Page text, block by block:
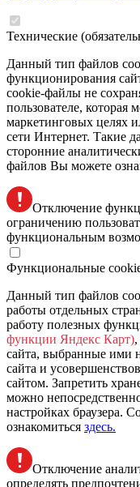
Технические
Данный тип файлов
функционирования
сookie-файлы не
пользователе, которая
маркетинговых целях
сети Интернет. Такие
сторонние
файлов Вы можете
Отключение
ограничению
функциональным
Функциональные
Данный тип файлов
работы отдельных
работу полезных
функции Яндекс Карт)
сайта, выбранные ими
сайта и
сайтом. Запретить
можно
настройках браузера.
ознакомиться здесь.
Отключение
определять